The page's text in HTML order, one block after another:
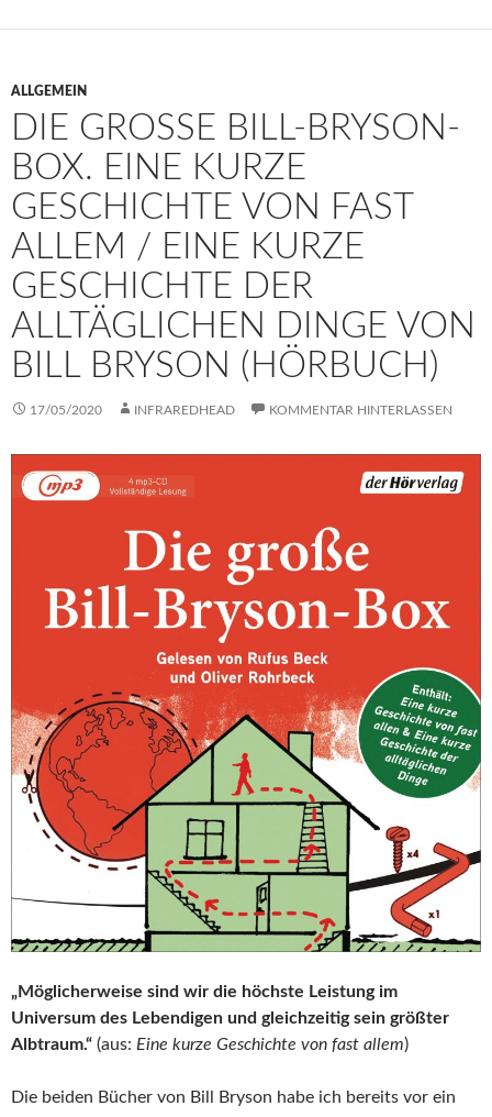
ALLGEMEIN
DIE GROSSE BILL-BRYSON-B
OX. EINE KURZE G
ESCHICHTE VON FAST A
LLEM / EINE KURZE G
ESCHICHTE DER A
LLTÄGLICHEN DINGE VON B
ILL BRYSON (HÖRBUCH)
17/05/2020 INFRAREDHEAD KOMMENTAR HINTERLASSEN
„Möglicherweise sind wir die höchste Leistung im
Universum des Lebendigen und gleichzeitig sein größter
Albtraum.“ (aus: Eine kurze Geschichte von fast allem)
Die beiden Bücher von Bill Bryson habe ich bereits vor ein